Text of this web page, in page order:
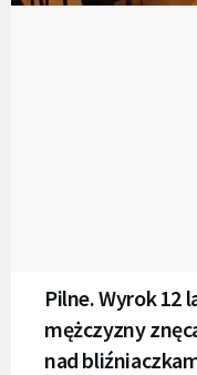
Pilne. Wyrok 12
mężczyzny
nad